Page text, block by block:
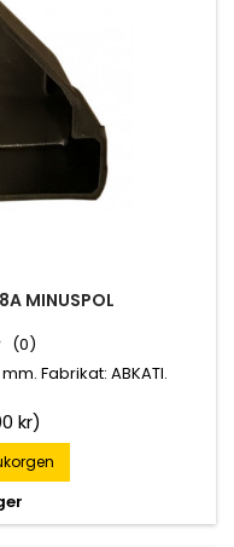
MINUSPOL
(0)
Fabrikat: ABKATI.
kr)